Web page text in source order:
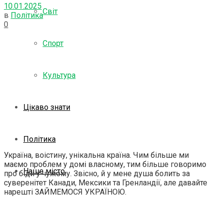
Світ
Спорт
Культура
Цікаво знати
Політика
Наше місто
10.01.2025
в Політика
0
Україна, воістину, унікальна країна. Чим більше ми
маємо проблем у домі власному, тим більше говоримо
про біди у чужому. Звісно, й у мене душа болить за
суверенітет Канади, Мексики та Гренландії, але давайте
нарешті ЗАЙМЕМОСЯ УКРАЇНОЮ.